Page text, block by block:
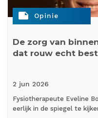
note Opinie
De zorg van
dat rouw echt
2 jun 2026
Fysiotherapeute Eveline
eerlijk in de spiegel te